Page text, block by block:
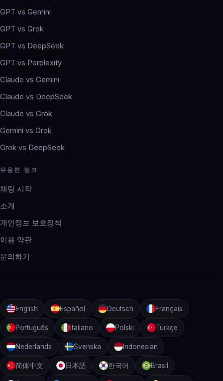
GPT vs Gemini
GPT vs Grok
GPT vs DeepSeek
GPT vs Perplexity
Claude vs Gemini
Claude vs DeepSeek
Claude vs Grok
Gemini vs Grok
Grok vs DeepSeek
유용한 링크
채팅 시작
소개
개인정보 보호정책
이용 약관
문의하기
English Español Deutsch Français
Português Italiano Polski Türkçe
Nederlands Svenska Indonesian
简体中文 日本語 한국어 Brasil